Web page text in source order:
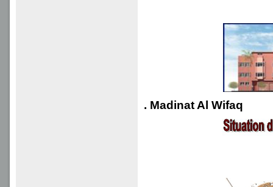
. Madinat Al Wifaq